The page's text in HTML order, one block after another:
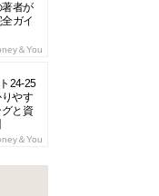
著者が
ガイ
＆You
24-25
やす
と資
＆You